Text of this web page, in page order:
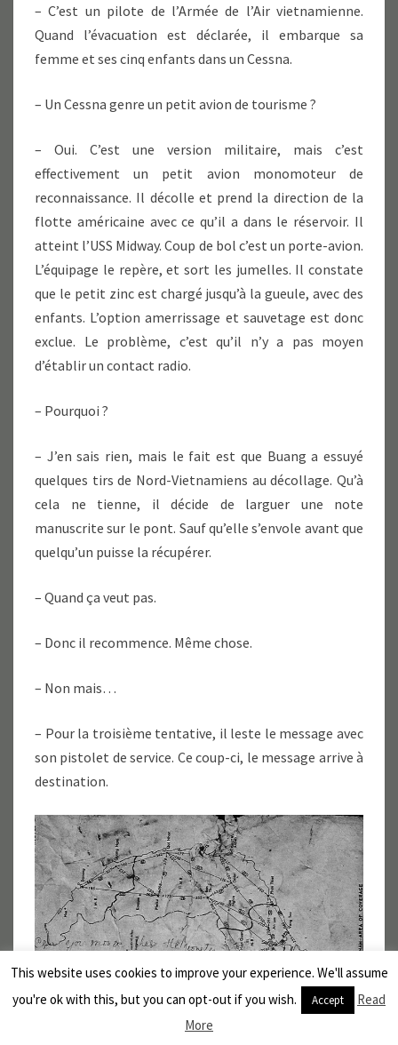
– C’est un pilote de l’Armée de l’Air vietnamienne.
Quand l’évacuation est déclarée, il embarque sa
femme et ses cinq enfants dans un Cessna.
– Un Cessna genre un petit avion de tourisme ?
– Oui. C’est une version militaire, mais c’est
effectivement un petit avion monomoteur de
reconnaissance. Il décolle et prend la direction de la
flotte américaine avec ce qu’il a dans le réservoir. Il
atteint l’USS Midway. Coup de bol c’est un porte-avion.
L’équipage le repère, et sort les jumelles. Il constate
que le petit zinc est chargé jusqu’à la gueule, avec des
enfants. L’option amerrissage et sauvetage est donc
exclue. Le problème, c’est qu’il n’y a pas moyen
d’établir un contact radio.
– Pourquoi ?
– J’en sais rien, mais le fait est que Buang a essuyé
quelques tirs de Nord-Vietnamiens au décollage. Qu’à
cela ne tienne, il décide de larguer une note
manuscrite sur le pont. Sauf qu’elle s’envole avant que
quelqu’un puisse la récupérer.
– Quand ça veut pas.
– Donc il recommence. Même chose.
– Non mais…
– Pour la troisième tentative, il leste le message avec
son pistolet de service. Ce coup-ci, le message arrive à
destination.
This website uses cookies to improve your experience. We'll assume
you're ok with this, but you can opt-out if you wish.
Accept
Read
More